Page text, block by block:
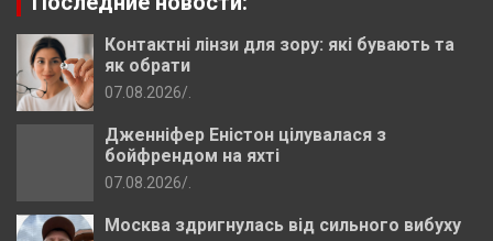
Контактні лінзи для зору: які бувають та
як обрати
07.08.2026
Дженніфер Еністон цілувалася з
бойфрендом на яхті
07.08.2026
Москва здригнулась від сильного вибуху